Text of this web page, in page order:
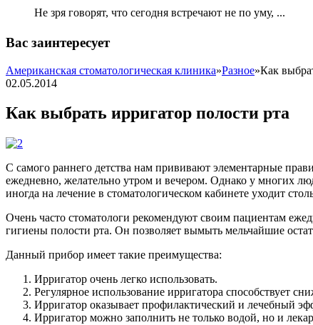
Не зря говорят, что сегодня встречают не по уму, ...
Вас заинтересует
Американская стоматологическая клиника»Разное»Как
02.05.2014
Как выбрать ирригатор полости рта
С самого раннего детства нам прививают элементарные
ежедневно, желательно утром и вечером. Однако у многих
иногда на лечение в стоматологическом кабинете уходит
Очень часто стоматологи рекомендуют своим пациентам
гигиены полости рта. Он позволяет вымыть мельчайшие
Данный прибор имеет такие преимущества:
Ирригатор очень легко использовать.
Регулярное использование ирригатора способствует
Ирригатор оказывает профилактический и лечебный
Ирригатор можно заполнить не только водой, но и